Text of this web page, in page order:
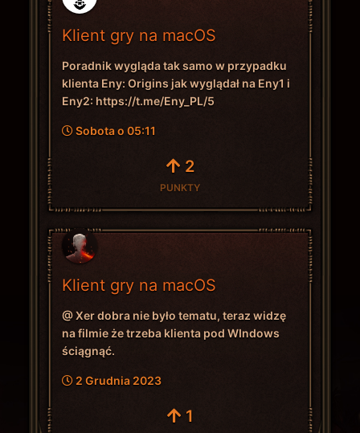
Klient gry na macOS
Poradnik wygląda tak samo w przypadku
klienta Eny: Origins jak wyglądał na Eny1 i
Eny2: https://t.me/Eny_PL/5
Sobota o 05:11
2
PUNKTY
Klient gry na macOS
@ Xer dobra nie było tematu, teraz widzę
na filmie że trzeba klienta pod WIndows
ściągnąć.
2 Grudnia 2023
1